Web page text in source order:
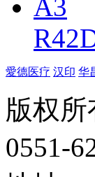
愛德医疗 汉印 华
版权
0551-